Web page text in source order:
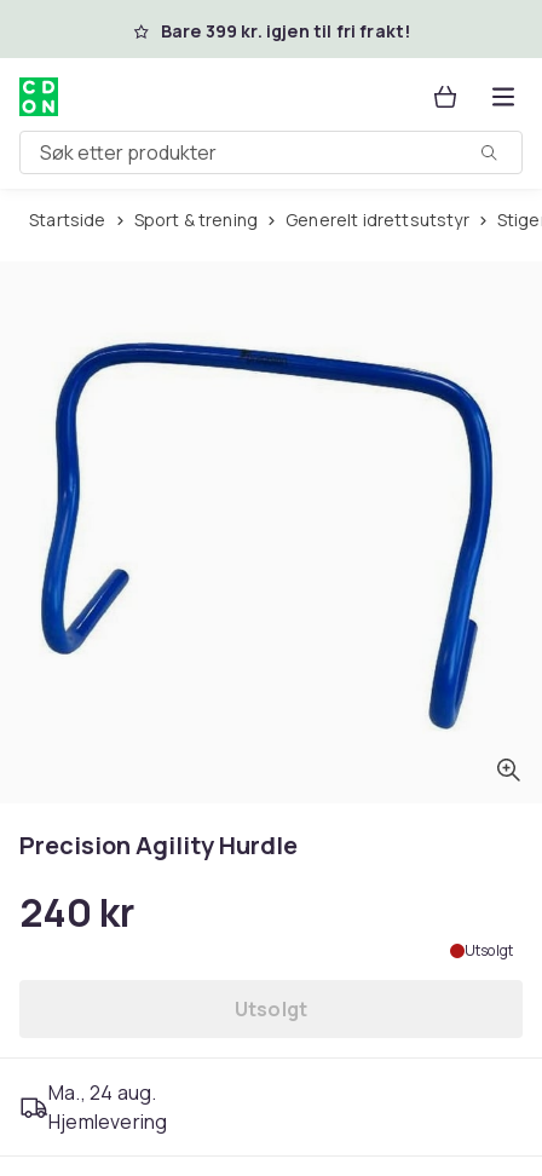
Hopp til hovedinnholdBare 399 kr. igjen til fri frakt!
Søk etter produkter
Startside Sport & trening Generelt idrettsutstyr
Precision Agility Hurdle
240 kr
Utsolgt
Utsolgt
Ma., 24 aug.
Hjemlevering